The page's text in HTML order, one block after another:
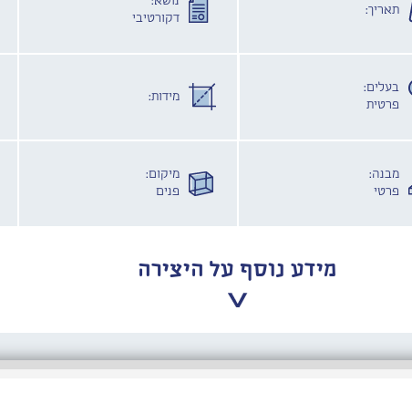
תאריך:
דקורטיבי
בעלים:
פרטית
מידות:
מבנה:
פרטי
מיקום:
פנים
מידע נוסף על היצירה